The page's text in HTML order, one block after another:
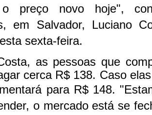
o preço novo hoje",
em Salvador, Luciano
sexta-feira.
as pessoas que
cerca R$ 138. Caso
para R$ 148.
o mercado está se